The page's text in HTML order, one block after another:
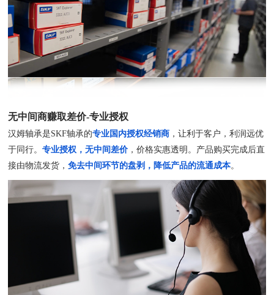
无中间商赚取差价-专业授权
汉姆轴承是SKF轴承的专业国内授权经销商 ，让利于客户，利润远优
于同行。专业授权，无中间差价 ，价格实惠透明。产品购买完成后直
接由物流发货，免去中间环节的盘剥，降低产品的流通成本。